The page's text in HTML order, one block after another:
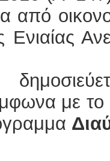
από
Ενιαίας
με